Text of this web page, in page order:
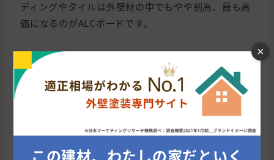
ディングやタイルは外壁材の中でもやや割高、最も高
価になるのがALCボードです。
ただし外壁材は、初期費用が安いものほどこまめなメ
ンテナンスが必要になり、長期的なコストが膨らみや
すい傾向にあります。樹脂系サイディングやタイルの
ようにメンテナンスの頻度を最小限に抑えられる外壁
材であれば、手入れにかかる費用・手間を節約するこ
とが可能です。そのため初期費用だけで決めるのでは
なく、長期的なメンテナンスコストも考慮しながら、
×
この建材、わたしの家だといく